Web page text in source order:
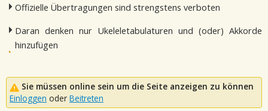
Offizielle Übertragungen sind strengstens verboten
Daran denken nur Ukeleletabulaturen und (oder) Akkorde
hinzufügen
Sie müssen online sein um die Seite anzeigen zu können
Einloggen oder Beitreten